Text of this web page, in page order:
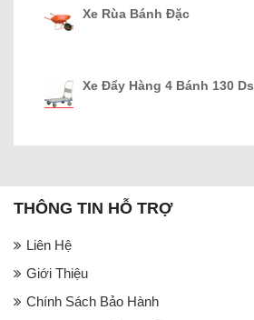
Xe Rùa Bánh Đặc
Xe Đẩy Hàng 4 Bánh 130 Ds
THÔNG TIN HỖ TRỢ
Liên Hệ
Giới Thiệu
Chính Sách Bảo Hành